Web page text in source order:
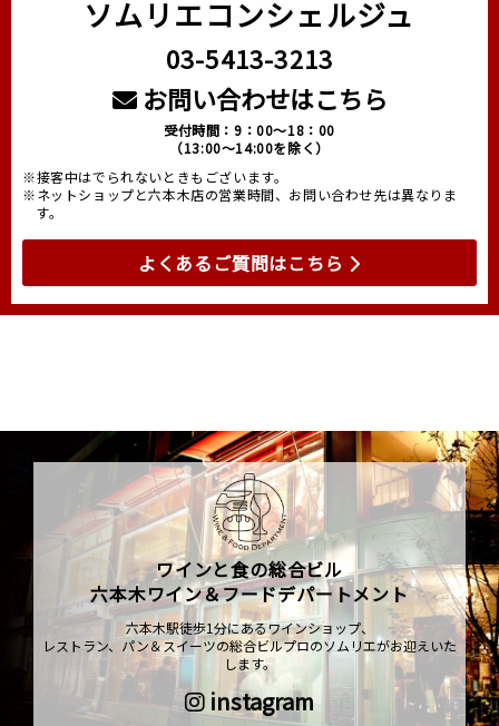
ソムリエコンシェルジュ
03-5413-3213
お問い合わせはこちら
受付時間：9：00～18：00
（13:00～14:00を除く）
※接客中はでられないときもございます。
※ネットショップと六本木店の営業時間、お問い合わせ先は異なりま
す。
よくあるご質問はこちら
ワインと食の総合ビル
六本木ワイン＆フードデパートメント
六本木駅徒歩1分にあるワインショップ、
レストラン、パン＆スイーツの総合ビルプロのソムリエがお迎えいた
します。
instagram